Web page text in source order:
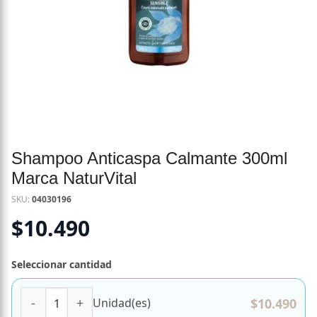
Shampoo Anticaspa Calmante 300ml
Marca NaturVital
SKU:04030196
$10.490
Seleccionar cantidad
Unidad(es) $10.490